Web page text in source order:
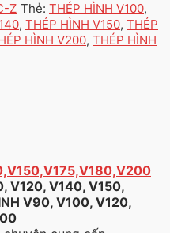
Z Thẻ: THÉP HÌNH V100,
, THÉP HÌNH V150, THÉP
HÌNH V200, THÉP HÌNH
V120, V140, V150,
V90, V100, V120,